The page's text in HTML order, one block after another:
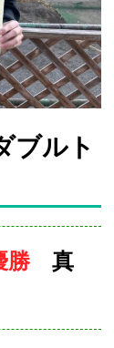
ブルト
勝真